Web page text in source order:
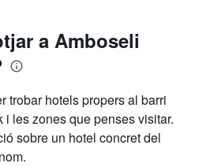
a Amboseli
trobar hotels propers al barri
les zones que penses visitar.
sobre un hotel concret del